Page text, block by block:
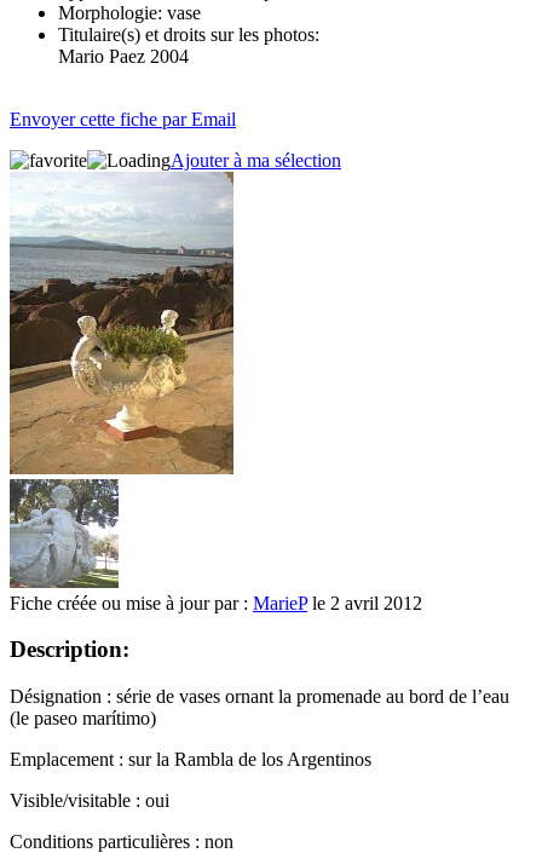
Morphologie: vase
Titulaire(s) et droits sur les photos:
Mario Paez 2004
Envoyer cette fiche par Email
Ajouter à ma sélection
Fiche créée ou mise à jour par : MariePle 2 avril 2012
Description:
Désignation : série de vases ornant la promenade au bord de l’eau
(le paseo marítimo)
Emplacement : sur la Rambla de los Argentinos
Visible/visitable : oui
Conditions particulières : non